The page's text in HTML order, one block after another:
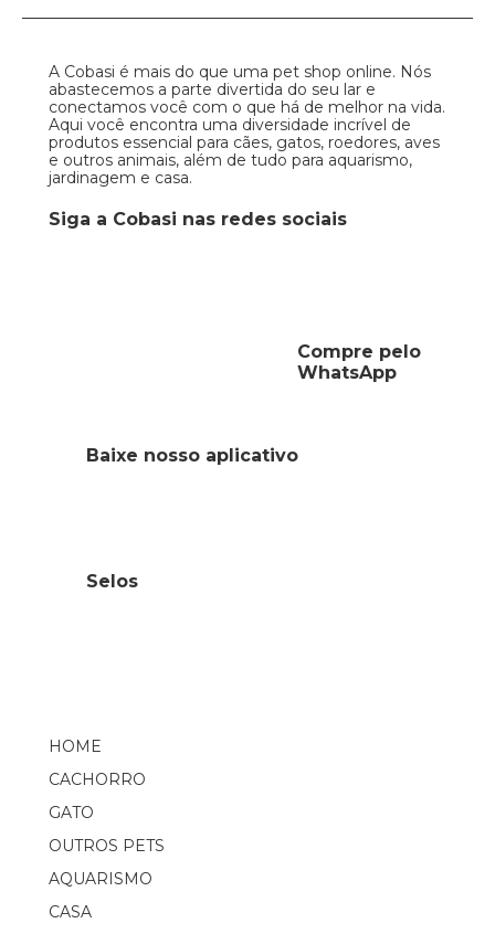
A Cobasi é mais do que uma pet shop online. Nós
abastecemos a parte divertida do seu lar e
conectamos você com o que há de melhor na vida.
Aqui você encontra uma diversidade incrível de
produtos essencial para cães, gatos, roedores, aves
e outros animais, além de tudo para aquarismo,
jardinagem e casa.
Siga a Cobasi nas redes sociais
Compre pelo
WhatsApp
HOME
CACHORRO
GATO
OUTROS PETS
AQUARISMO
CASA
Baixe nosso aplicativo
Selos